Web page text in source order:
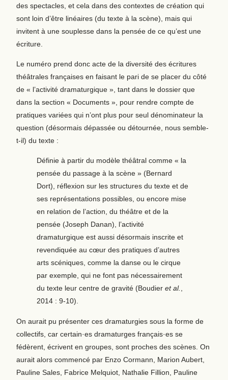
des spectacles, et cela dans des contextes de création qui
sont loin d’être linéaires (du texte à la scène), mais qui
invitent à une souplesse dans la pensée de ce qu’est une
écriture.
Le numéro prend donc acte de la diversité des écritures
théâtrales françaises en faisant le pari de se placer du côté
de « l’activité dramaturgique », tant dans le dossier que
dans la section « Documents », pour rendre compte de
pratiques variées qui n’ont plus pour seul dénominateur la
question (désormais dépassée ou détournée, nous semble-
t-il) du texte :
Définie à partir du modèle théâtral comme « la
pensée du passage à la scène » (Bernard
Dort), réflexion sur les structures du texte et de
ses représentations possibles, ou encore mise
en relation de l’action, du théâtre et de la
pensée (Joseph Danan), l’activité
dramaturgique est aussi désormais inscrite et
revendiquée au cœur des pratiques d’autres
arts scéniques, comme la danse ou le cirque
par exemple, qui ne font pas nécessairement
du texte leur centre de gravité (Boudier et al.,
2014 : 9-10).
On aurait pu présenter ces dramaturgies sous la forme de
collectifs, car certain·es dramaturges français·es se
fédèrent, écrivent en groupes, sont proches des scènes. On
aurait alors commencé par Enzo Cormann, Marion Aubert,
Pauline Sales, Fabrice Melquiot, Nathalie Fillion, Pauline